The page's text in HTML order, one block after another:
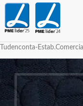
Tudenconta-